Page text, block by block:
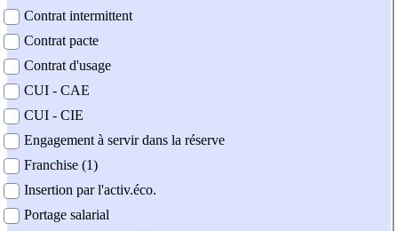
Contrat intermittent
Contrat pacte
Contrat d'usage
CUI - CAE
CUI - CIE
Engagement à servir dans la réserve
Franchise (1)
Insertion par l'activ.éco.
Portage salarial